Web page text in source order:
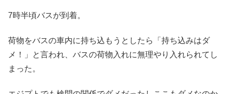
7時半頃バスが到着。
荷物をバスの車内に持ち込もうとしたら「持ち込みはダ
メ！」と言われ、バスの荷物入れに無理やり入れられてし
まった。